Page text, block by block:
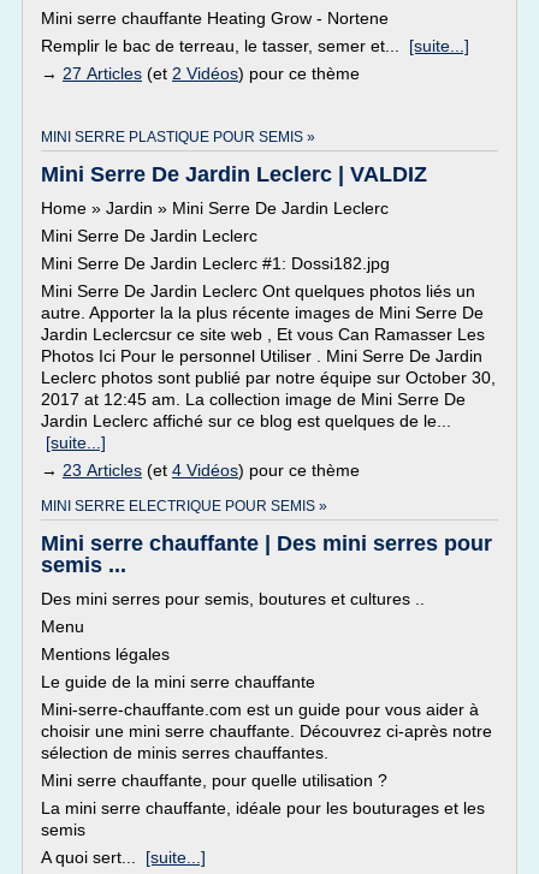
Mini serre chauffante Heating Grow - Nortene
Remplir le bac de terreau, le tasser, semer et... [suite...]
→ 27 Articles (et 2 Vidéos) pour ce thème
MINI SERRE PLASTIQUE POUR SEMIS »
Mini Serre De Jardin Leclerc | VALDIZ
Home » Jardin » Mini Serre De Jardin Leclerc
Mini Serre De Jardin Leclerc
Mini Serre De Jardin Leclerc #1: Dossi182.jpg
Mini Serre De Jardin Leclerc Ont quelques photos liés un
autre. Apporter la la plus récente images de Mini Serre De
Jardin Leclercsur ce site web , Et vous Can Ramasser Les
Photos Ici Pour le personnel Utiliser . Mini Serre De Jardin
Leclerc photos sont publié par notre équipe sur October 30,
2017 at 12:45 am. La collection image de Mini Serre De
Jardin Leclerc affiché sur ce blog est quelques de le...
[suite...]
→ 23 Articles (et 4 Vidéos) pour ce thème
MINI SERRE ELECTRIQUE POUR SEMIS »
Mini serre chauffante | Des mini serres pour
semis ...
Des mini serres pour semis, boutures et cultures ..
Menu
Mentions légales
Le guide de la mini serre chauffante
Mini-serre-chauffante.com est un guide pour vous aider à
choisir une mini serre chauffante. Découvrez ci-après notre
sélection de minis serres chauffantes.
Mini serre chauffante, pour quelle utilisation ?
La mini serre chauffante, idéale pour les bouturages et les
semis
A quoi sert... [suite...]